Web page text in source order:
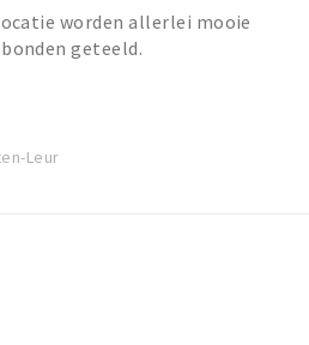
worden allerlei mooie
geteeld.
Leur